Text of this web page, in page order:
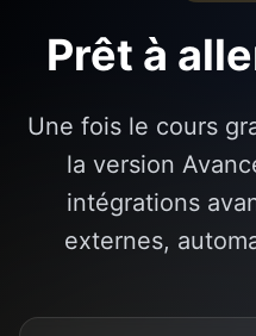
Prêt à
Une fois le cours
la version
intégrations
externes,